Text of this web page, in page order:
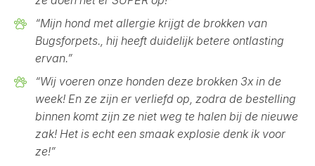
“Mijn hond met allergie krijgt de brokken van
Bugsforpets., hij heeft duidelijk betere ontlasting
ervan.”
“Wij voeren onze honden deze brokken 3x in de
week! En ze zijn er verliefd op, zodra de bestelling
binnen komt zijn ze niet weg te halen bij de nieuwe
zak! Het is echt een smaak explosie denk ik voor
ze!”